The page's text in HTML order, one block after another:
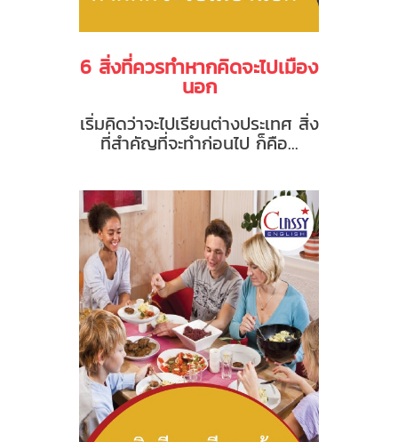
6 สิ่งที่ควรทำหากคิดจะไปเมือง
นอก
เริ่มคิดว่าจะไปเรียนต่างประเทศ สิ่ง
ที่สำคัญที่จะทำก่อนไป ก็คือ...